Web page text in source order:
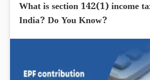
What is section 142(1) income
India? Do You Know?